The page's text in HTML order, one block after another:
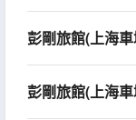
彭剛旅館(上海
彭剛旅館(上海